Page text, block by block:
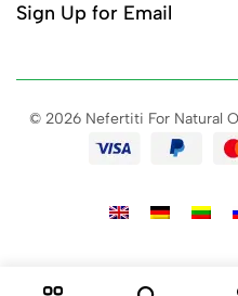
Sign Up for Email
© 2026 Nefertiti For Natural